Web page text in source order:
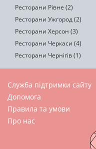
Ресторани Рівне (2)
Ресторани Ужгород (2)
Ресторани Херсон (3)
Ресторани Черкаси (4)
Ресторани Чернігів (1)
Служба підтримки сайту
Допомога
Правила та умови
Про нас